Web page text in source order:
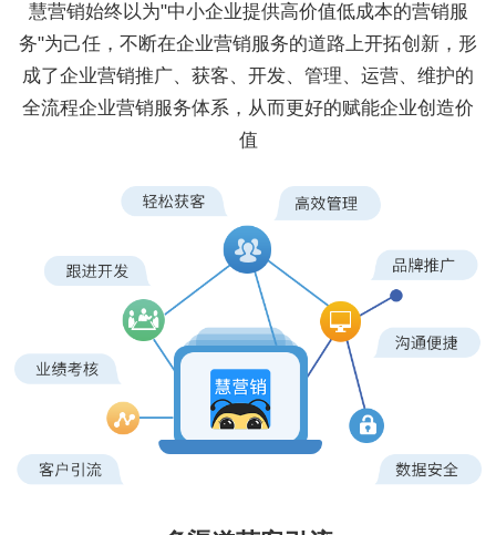
慧营销始终以为"中小企业提供高价值低成本的营销服
务"为己任，不断在企业营销服务的道路上开拓创新，形
成了企业营销推广、获客、开发、管理、运营、维护的
全流程企业营销服务体系，从而更好的赋能企业创造价
值